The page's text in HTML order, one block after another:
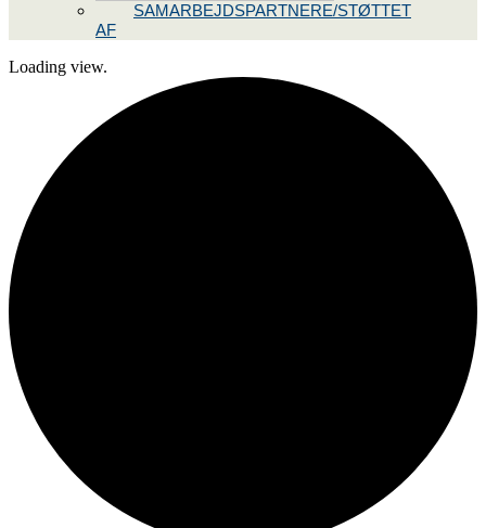
SAMARBEJDSPARTNERE/STØTTET
AF
Loading view.